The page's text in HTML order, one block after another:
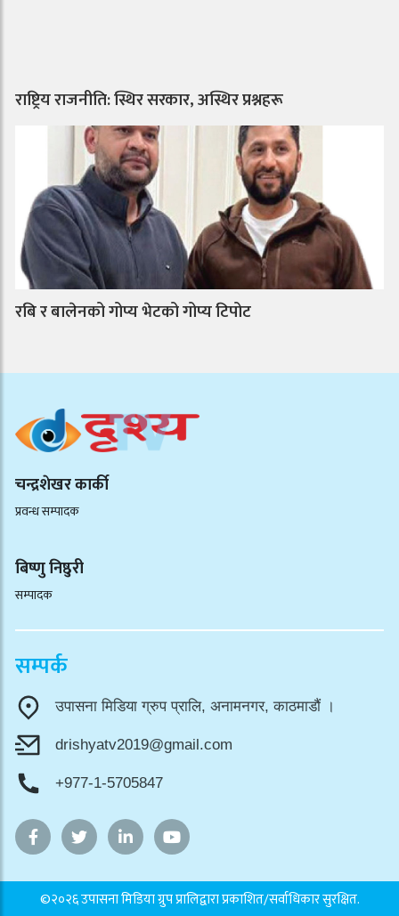
राष्ट्रिय राजनीति: स्थिर सरकार, अस्थिर प्रश्नहरू
रबि र बालेनको गोप्य भेटको गोप्य टिपोट
चन्द्रशेखर कार्की
प्रवन्ध सम्पादक
बिष्णु निष्ठुरी
सम्पादक
सम्पर्क
उपासना मिडिया ग्रुप प्रालि, अनामनगर, काठमाडौं ।
drishyatv2019@gmail.com
+977-1-5705847
©२०२६ उपासना मिडिया ग्रुप प्रालिद्वारा प्रकाशित/सर्वाधिकार सुरक्षित.